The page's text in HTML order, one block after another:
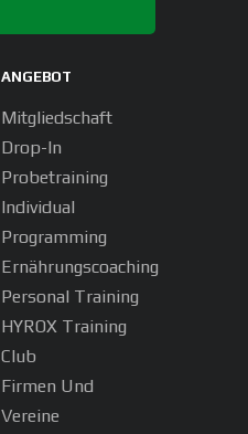
ANGEBOT
Mitgliedschaft
Drop-In
Probetraining
Individual
Programming
Ernährungscoaching
Personal Training
HYROX Training
Club
Firmen Und
Vereine